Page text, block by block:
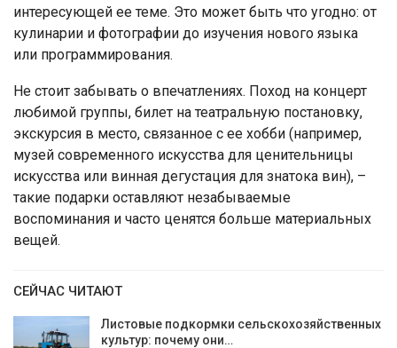
интересующей ее теме. Это может быть что угодно: от
кулинарии и фотографии до изучения нового языка
или программирования.
Не стоит забывать о впечатлениях. Поход на концерт
любимой группы, билет на театральную постановку,
экскурсия в место, связанное с ее хобби (например,
музей современного искусства для ценительницы
искусства или винная дегустация для знатока вин), –
такие подарки оставляют незабываемые
воспоминания и часто ценятся больше материальных
вещей.
СЕЙЧАС ЧИТАЮТ
Листовые подкормки сельскохозяйственных
культур: почему они…